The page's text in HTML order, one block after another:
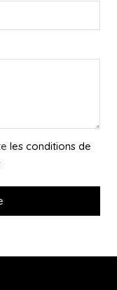
les conditions de